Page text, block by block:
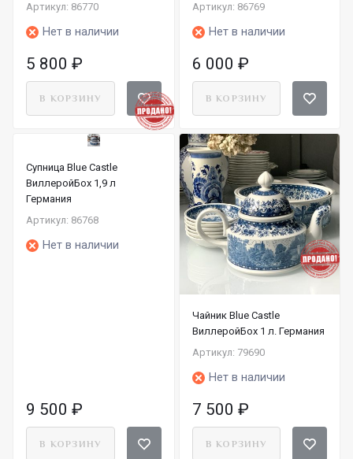
Артикул: 86770
Нет в наличии
5 800 ₽
В КОРЗИНУ
Артикул: 86769
Нет в наличии
6 000 ₽
В КОРЗИНУ
Супница Blue Castle
ВиллеройБох 1,9 л
Германия
Артикул: 86768
Нет в наличии
9 500 ₽
В КОРЗИНУ
Чайник Blue Castle
ВиллеройБох 1 л. Германия
Артикул: 79690
Нет в наличии
7 500 ₽
В КОРЗИНУ